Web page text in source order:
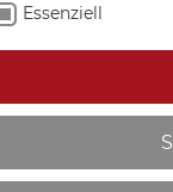
Essenziell